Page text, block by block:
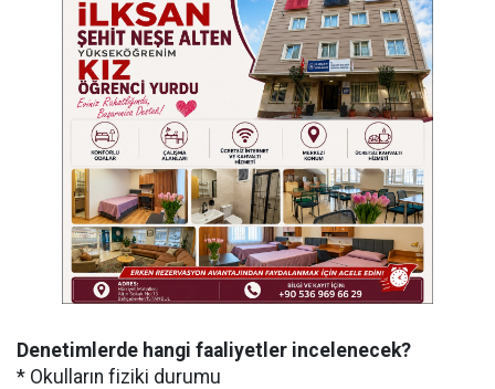
Denetimlerde hangi faaliyetler incelenecek?
* Okulların fiziki durumu